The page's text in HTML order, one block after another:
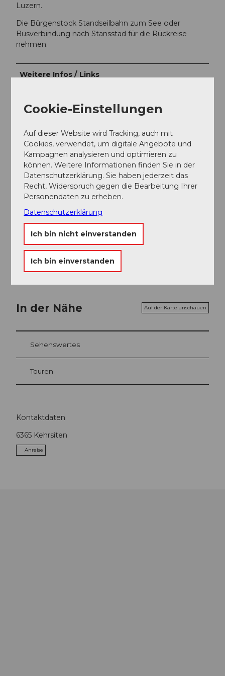
Luzern.
Die Bürgenstock Standseilbahn zum See oder
Busverbindung nach Stansstad für die Rückreise
nehmen.
Weitere Infos / Links
Nidwalden Tourismus
Organisation
Nidwalden Tourismus
Unbedingt den Fisch nach "Müllerinnen Art" im
In der Nähe Auf der Karte anschauen
Sehenswertes
Touren
Kontaktdaten
6365 Kehrsiten
Anreise
Cookie-Einstellungen
Auf dieser Website wird Tracking, auch mit
Cookies, verwendet, um digitale Angebote und
Kampagnen analysieren und optimieren zu
können. Weitere Informationen finden Sie in der
Datenschutzerklärung. Sie haben jederzeit das
Recht, Widerspruch gegen die Bearbeitung Ihrer
Personendaten zu erheben.
Datenschutzerklärung
Ich bin nicht einverstanden
Ich bin einverstanden